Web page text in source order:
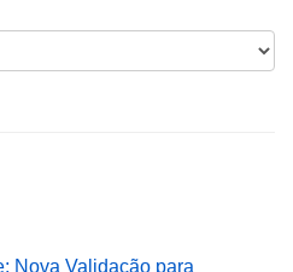
Nova Validação para